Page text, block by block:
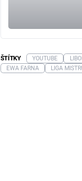
ŠTÍTKY YOUTUBE
EWA FARNA
LIGA